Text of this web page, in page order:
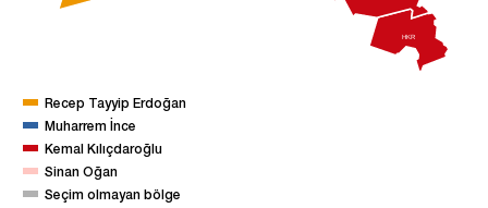
HKR
Recep Tayyip Erdoğan
Muharrem İnce
Kemal Kılıçdaroğlu
Sinan Oğan
Seçim olmayan bölge